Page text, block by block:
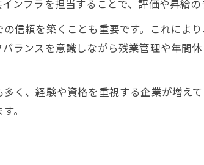
土木施工管理で専門知識を深める方法
現場経験から学ぶ土木の専門性とは
ンフラを担当することで、評価や昇給の
信頼を築くことも重要です。これによ
ランスを意識しながら残業管理や年間
く、経験や資格を重視する企業が増え
。